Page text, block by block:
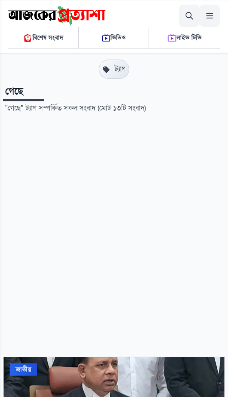
রোববার, ০৯ আগস্ট ২০২৬
০৯ ২১ ৩৭ এ.এম.THE DAILY AJKER PROTTASHA
বিশেষ সংবাদ ভিডিও লাইভ টিভি
ট্যাগ
গেছে
"গেছে" ট্যাগ সম্পর্কিত সকল সংবাদ (মোট ১৩টি সংবাদ)
জাতীয়